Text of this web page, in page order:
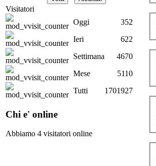
Visitatori
Oggi
352
Ieri
622
Settimana
4670
Mese
5110
Tutti
1701927
Chi e' online
Abbiamo 4 visitatori online